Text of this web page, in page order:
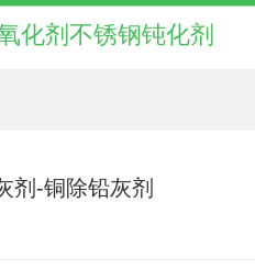
化剂不锈钢钝化剂
剂-铜除铅灰剂